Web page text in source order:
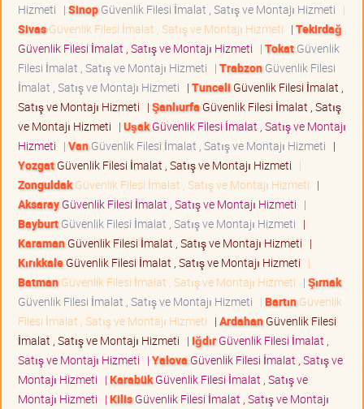
Hizmeti | SinopGüvenlik Filesi İmalat , Satış ve Montajı Hizmeti |
SivasGüvenlik Filesi İmalat , Satış ve Montajı Hizmeti | Tekirdağ
Güvenlik Filesi İmalat , Satış ve Montajı Hizmeti | TokatGüvenlik
Filesi İmalat , Satış ve Montajı Hizmeti | TrabzonGüvenlik Filesi
İmalat , Satış ve Montajı Hizmeti | Tunceli Güvenlik Filesi İmalat ,
Satış ve Montajı Hizmeti | Şanlıurfa Güvenlik Filesi İmalat , Satış
ve Montajı Hizmeti | UşakGüvenlik Filesi İmalat , Satış ve Montajı
Hizmeti | VanGüvenlik Filesi İmalat , Satış ve Montajı Hizmeti |
YozgatGüvenlik Filesi İmalat , Satış ve Montajı Hizmeti |
ZonguldakGüvenlik Filesi İmalat , Satış ve Montajı Hizmeti |
AksarayGüvenlik Filesi İmalat , Satış ve Montajı Hizmeti |
BayburtGüvenlik Filesi İmalat , Satış ve Montajı Hizmeti |
KaramanGüvenlik Filesi İmalat , Satış ve Montajı Hizmeti |
KırıkkaleGüvenlik Filesi İmalat , Satış ve Montajı Hizmeti |
BatmanGüvenlik Filesi İmalat , Satış ve Montajı Hizmeti | Şırnak
Güvenlik Filesi İmalat , Satış ve Montajı Hizmeti | BartınGüvenlik
Filesi İmalat , Satış ve Montajı Hizmeti | ArdahanGüvenlik Filesi
İmalat , Satış ve Montajı Hizmeti | IğdırGüvenlik Filesi İmalat ,
Satış ve Montajı Hizmeti | Yalova Güvenlik Filesi İmalat , Satış ve
Montajı Hizmeti | KarabükGüvenlik Filesi İmalat , Satış ve
Montajı Hizmeti | KilisGüvenlik Filesi İmalat , Satış ve Montajı